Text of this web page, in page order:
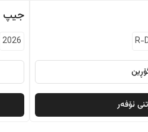
R-
ئۆفەر
جیپ
2026